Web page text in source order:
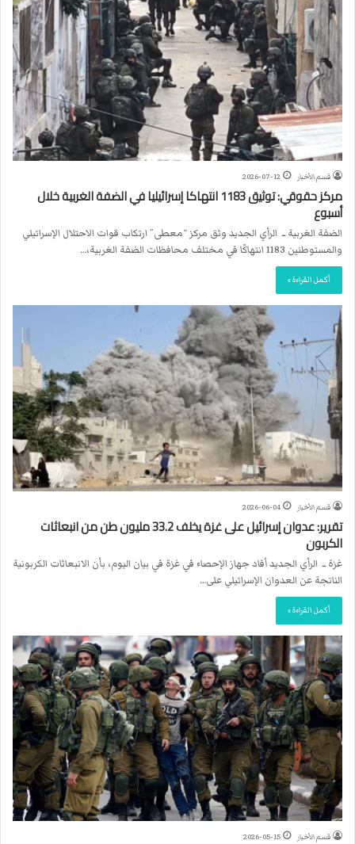
قسم الأخبار 2026-07-12
مركز حقوقي: توثيق 1183 انتهاكا إسرائيليا في الضفة الغربية خلال
أسبوع
الضفة الغربية ــ الرأي الجديد وثق مركز “معطى” ارتكاب قوات الاحتلال الإسرائيلي
والمستوطنين 1183 انتهاكًا في مختلف محافظات الضفة الغربية،…
أكمل القراءة »
قسم الأخبار 2026-06-04
تقرير: عدوان إسرائيل على غزة يخلف 33.2 مليون طن من انبعاثات
الكربون
غزة ــ الرأي الجديد أفاد جهاز الإحصاء في غزة في بيان اليوم، بأن الانبعاثات الكربونية
الناتجة عن العدوان الإسرائيلي على…
أكمل القراءة »
قسم الأخبار 2026-05-15